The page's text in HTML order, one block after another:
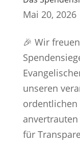
Mai 20, 2026
🎉 Wir
unseren
ordentlichen
anvertrauten
für